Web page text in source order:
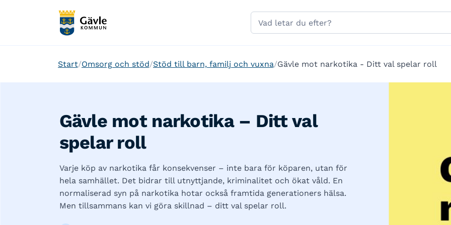
Sök
på
Start Omsorg och stöd Stöd till barn, familj och vuxna Gävle mot narkotika - Ditt val spelar roll
Gävle mot narkotika – Ditt val
spelar roll
Varje köp av narkotika får konsekvenser – inte bara för köparen, utan för
hela samhället. Det bidrar till utnyttjande, kriminalitet och ökat våld. En
normaliserad syn på narkotika hotar också framtida generationers hälsa.
Men tillsammans kan vi göra skillnad – ditt val spelar roll.